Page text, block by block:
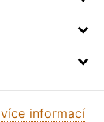
více informací